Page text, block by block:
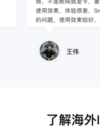
使用效果，体验很差，
的问题，使用效果较好，体验不
王伟
了解海